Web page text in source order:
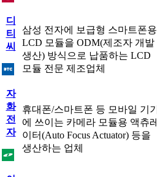
디
티
씨
삼성 전자에 보급형 스마트폰용
LCD 모듈을 ODM(제조자 개발
생산) 방식으로 납품하는 LCD
모듈 전문 제조업체
자
화
전
자
휴대폰/스마트폰 등 모바일 기기
에 쓰이는 카메라 모듈용 액츄레
이터(Auto Focus Actuator) 등을
생산하는 업체